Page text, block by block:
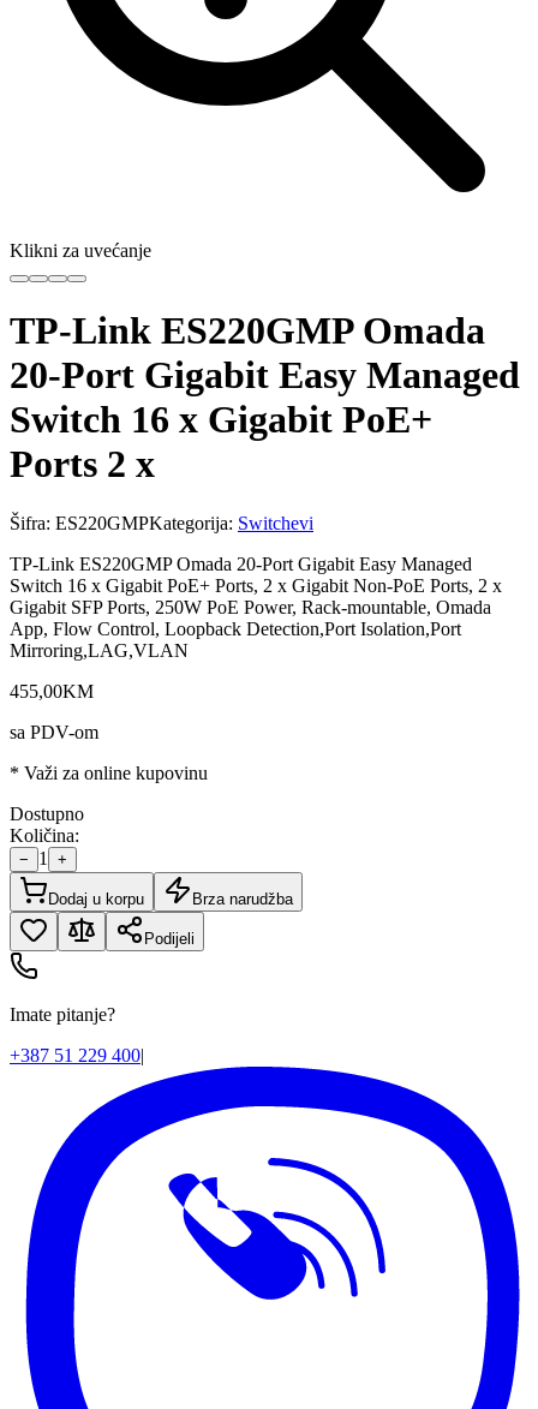
Klikni za uvećanje
TP-Link ES220GMP Omada
20-Port Gigabit Easy Managed
Switch 16 x Gigabit PoE+
Ports 2 x
Šifra: ES220GMPKategorija: Switchevi
TP-Link ES220GMP Omada 20-Port Gigabit Easy Managed
Switch 16 x Gigabit PoE+ Ports, 2 x Gigabit Non-PoE Ports, 2 x
Gigabit SFP Ports, 250W PoE Power, Rack-mountable, Omada
App, Flow Control, Loopback Detection,Port Isolation,Port
Mirroring,LAG,VLAN
455,00KM
sa PDV-om
* Važi za online kupovinu
Dostupno
Količina:
− 1 +
Dodaj u korpu Brza narudžba
Podijeli
Imate pitanje?
+387 51 229 400|